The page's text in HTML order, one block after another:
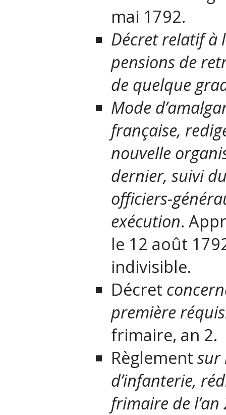
mai 1792.
Décret relatif à
pensions de
de quelque
Mode
française,
nouvelle
dernier, suivi
officiers-
exécution.
le 12 août
indivisible.
Décret
première
frimaire, an 2.
Règlement sur
d’infanterie,
frimaire de